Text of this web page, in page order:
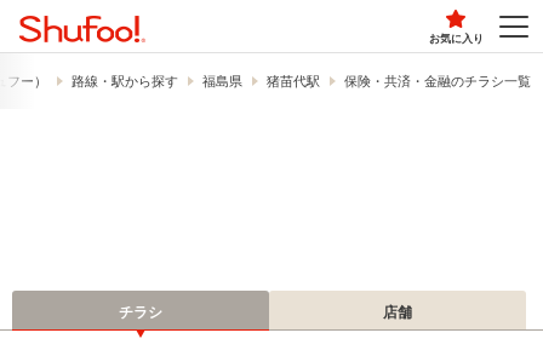
お気に入り
ー） 路線・駅から探す 福島県 猪苗代駅 保険・共済・金融のチラシ一覧
チラシ 店舗